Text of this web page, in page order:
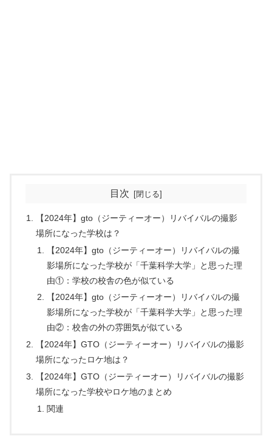
目次
【2024年】gto（ジーティーオー）リバイバルの撮影
場所になった学校は？
【2024年】gto（ジーティーオー）リバイバルの撮
影場所になった学校が「千葉科学大学」と思った理
由①：学校の校舎の色が似ている
【2024年】gto（ジーティーオー）リバイバルの撮
影場所になった学校が「千葉科学大学」と思った理
由②：校舎の外の雰囲気が似ている
【2024年】GTO（ジーティーオー）リバイバルの撮影
場所になったロケ地は？
【2024年】GTO（ジーティーオー）リバイバルの撮影
場所になった学校やロケ地のまとめ
関連